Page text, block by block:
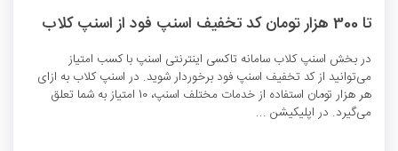
تا 300 هزار تومان کد تخفیف اسنپ فود از اسنپ کلاب
در بخش اسنپ کلاب سامانه تاکسی اینترنتی اسنپ با کسب امتیاز
می‌توانید ازکد تخفیف اسنپ فود برخوردار شوید. در اسنپ کلاب به ازای
هر هزار تومان استفاده از خدمات مختلف اسنپ، 10 امتیاز به شما تعلق
می‌گیرد. در اپلیکیشن ...